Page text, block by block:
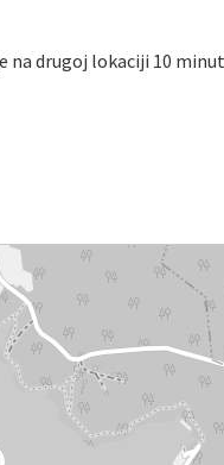
na drugoj lokaciji 10